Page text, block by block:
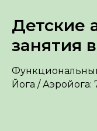
Детские
занятия
Функциональный
Йога / Аэройога: